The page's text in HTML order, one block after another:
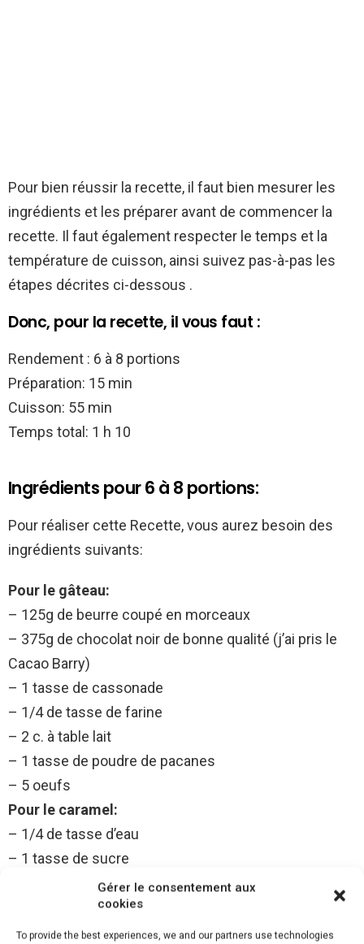
Gérer le consentement aux
cookies
To provide the best experiences, we and our partners use technologies
Pour bien réussir la recette, il faut bien mesurer les
ingrédients et les préparer avant de commencer la
recette. Il faut également respecter le temps et la
température de cuisson, ainsi suivez pas-à-pas les
étapes décrites ci-dessous .
Donc, pour la recette, il vous faut :
Rendement : 6 à 8 portions
Préparation: 15 min
Cuisson: 55 min
Temps total: 1 h 10
Ingrédients pour 6 à 8 portions:
Pour réaliser cette Recette, vous aurez besoin des
ingrédients suivants:
Pour le gâteau:
– 125g de beurre coupé en morceaux
– 375g de chocolat noir de bonne qualité (j’ai pris le
Cacao Barry)
– 1 tasse de cassonade
– 1/4 de tasse de farine
– 2 c. à table lait
– 1 tasse de poudre de pacanes
– 5 oeufs
Pour le caramel:
– 1/4 de tasse d’eau
– 1 tasse de sucre
– 1/2 tasse de crème 35%
Pour les pacanes caramélisées:
– 1/2 tasse de pacanes